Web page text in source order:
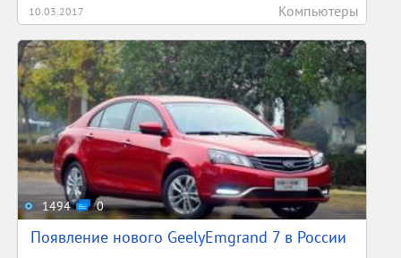
10.03.2017 Компьютеры
1494 0
Появление нового GeelyEmgrand 7 в России